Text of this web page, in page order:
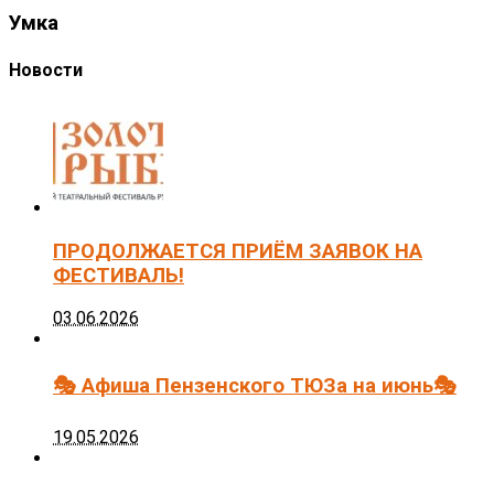
Умка
Новости
ПРОДОЛЖАЕТСЯ ПРИЁМ ЗАЯВОК НА
ФЕСТИВАЛЬ!
03.06.2026
🎭 Афиша Пензенского ТЮЗа на июнь🎭
19.05.2026